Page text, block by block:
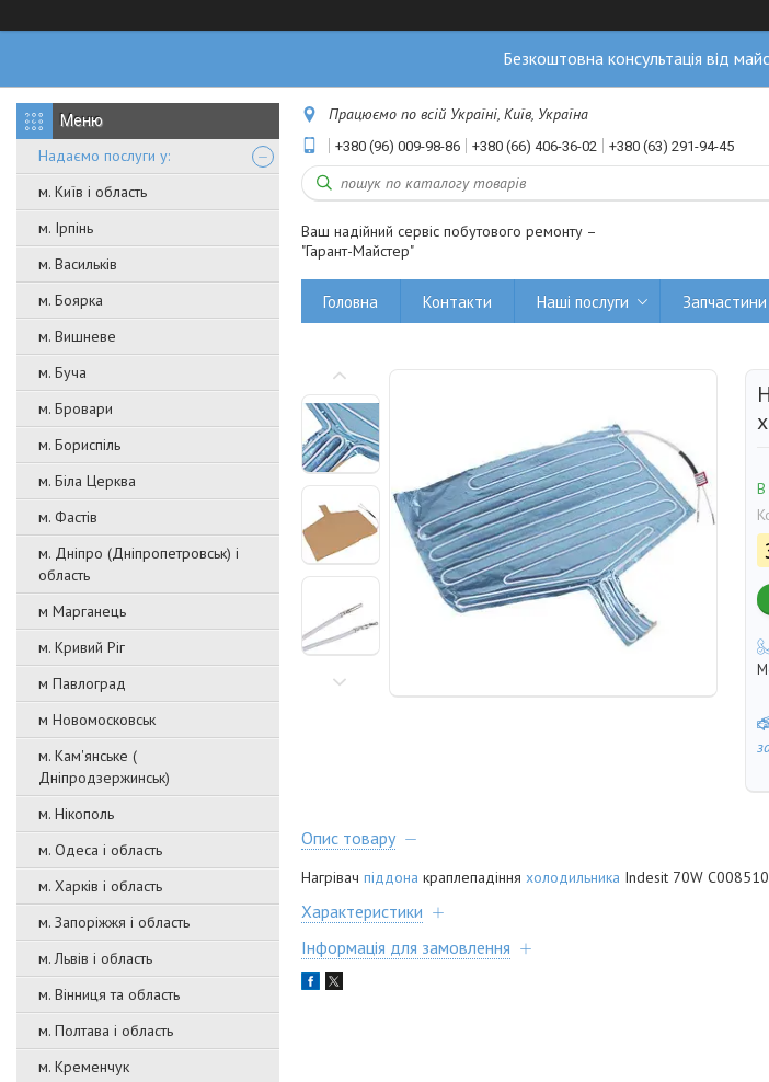
Безкоштовна консультація від
Надаємо послуги у:
м. Київ і область
м. Ірпінь
м. Васильків
м. Боярка
м. Вишневе
м. Буча
м. Бровари
м. Бориспіль
м. Біла Церква
м. Фастів
м. Дніпро (Дніпропетровськ) і
область
м Марганець
м. Кривий Ріг
м Павлоград
м Новомосковськ
м. Кам'янське (
Дніпродзержинськ)
м. Нікополь
м. Одеса і область
м. Харків і область
м. Запоріжжя і область
м. Львів і область
м. Вінниця та область
м. Полтава і область
м. Кременчук
Працюємо по всій Україні, Київ, Україна
+380 (96) 009-98-86 +380 (66) 406-36-02 +380 (63) 291-94-45
Ваш надійний сервіс побутового ремонту –
"Гарант-Майстер"
Головна Контакти Наші послуги
В
Опис товару
Нагрівач піддона краплепадіння холодильника Indesit 70W
Характеристики
Інформація для замовлення